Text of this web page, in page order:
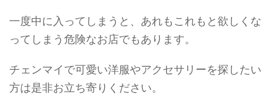
一度中に入ってしまうと、あれもこれもと欲しくな
ってしまう危険なお店でもあります。
チェンマイで可愛い洋服やアクセサリーを探したい
方は是非お立ち寄りください。